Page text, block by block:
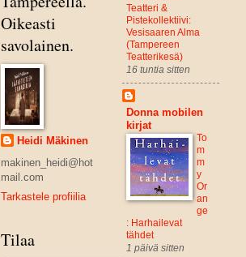
Oikeasti
savolainen.
Heidi Mäkinen
makinen_heidi@hot
mail.com
Tarkastele profiilia
Tilaa
Teatteri &
Pistekollektiivi:
Vesisaaren Alma
(Tampereen
Teatterikesä)
16 tuntia sitten
Donna mobilen
kirjat
To
m
m
y
Or
an
ge
: Harhailevat
tähdet
1 päivä sitten